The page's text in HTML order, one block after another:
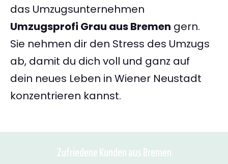
das Umzugsunternehmen
Umzugsprofi Grau aus Bremen gern.
Sie nehmen dir den Stress des Umzugs
ab, damit du dich voll und ganz auf
dein neues Leben in Wiener Neustadt
konzentrieren kannst.
Zufriedene Kunden aus Bremen